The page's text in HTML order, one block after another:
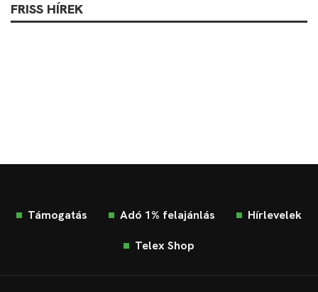
FRISS HÍREK
Támogatás Adó 1% felajánlás Hírlevelek
Telex Shop